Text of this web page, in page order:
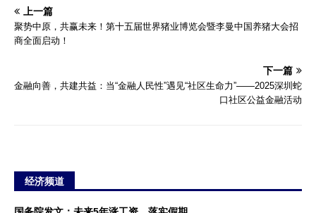
上一篇
聚势中原，共赢未来！第十五届世界猪业博览会暨李曼中国养猪大会招
商全面启动！
下一篇
金融向善，共建共益：当“金融人民性”遇见“社区生命力”——2025深圳蛇
口社区公益金融活动
经济频道